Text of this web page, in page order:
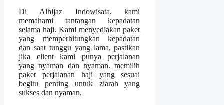
Di Alhijaz Indowisata, kami
memahami tantangan kepadatan
selama haji. Kami menyediakan paket
yang memperhitungkan kepadatan
dan saat tunggu yang lama, pastikan
jika client kami punya perjalanan
yang nyaman dan nyaman. memilih
paket perjalanan haji yang sesuai
begitu penting untuk ziarah yang
sukses dan nyaman.